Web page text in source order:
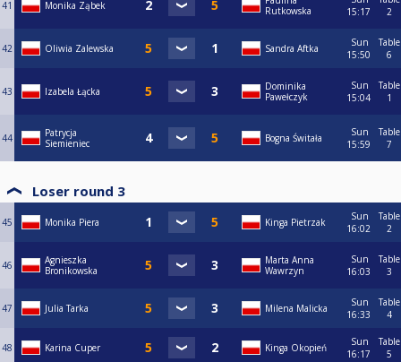
41 Monika Ząbek
Rutkowska
15:17
2
42 Oliwia Zalewska Sandra Aftka
Sun
15:50
Table
6
43 Izabela Łącka
Dominika
Pawełczyk
Sun
15:04
Table
1
44
Patrycja
Siemieniec
Bogna Świtała
Sun
15:59
Table
7
Loser round 3
45 Monika Piera Kinga Pietrzak
Sun
16:02
Table
2
46
Agnieszka
Bronikowska
Marta Anna
Wawrzyn
Sun
16:03
Table
3
47 Julia Tarka Milena Malicka
Sun
16:33
Table
4
48 Karina Cuper Kinga Okopień
Sun
16:17
Table
5